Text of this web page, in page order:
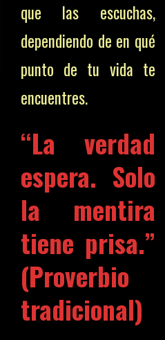
que las escuchas,
dependiendo de en qué
punto de tu vida te
encuentres.
“La verdad
espera. Solo
la mentira
tiene prisa.”
(Proverbio
tradicional)